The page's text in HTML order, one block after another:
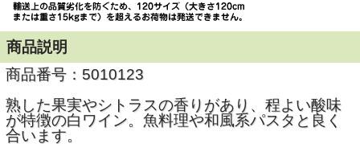
商品説明
商品番号：5010123
熟した果実やシトラスの香りがあり、程よい酸味
が特徴の白ワイン。魚料理や和風系パスタと良く
合います。